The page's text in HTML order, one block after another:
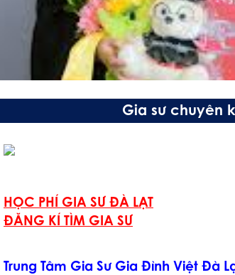
Gia sư chuyên
HỌC PHÍ GIA SƯ ĐÀ LẠT
ĐĂNG KÍ TÌM GIA SƯ
Trung Tâm Gia Sư Gia Đình Việt Đà